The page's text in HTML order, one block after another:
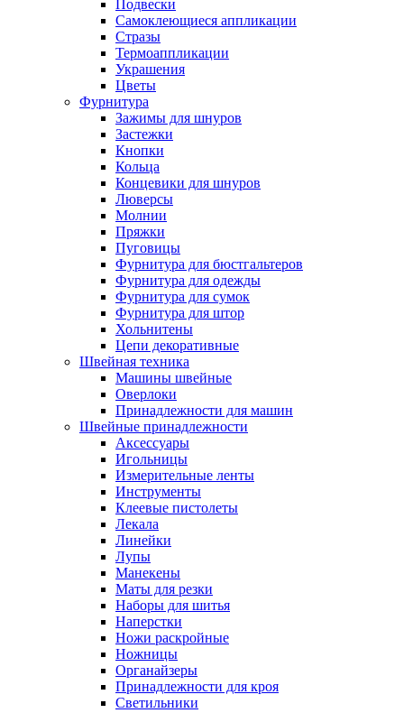
Подвески
Самоклеющиеся аппликации
Стразы
Термоаппликации
Украшения
Цветы
Фурнитура
Зажимы для шнуров
Застежки
Кнопки
Кольца
Концевики для шнуров
Люверсы
Молнии
Пряжки
Пуговицы
Фурнитура для бюстгальтеров
Фурнитура для одежды
Фурнитура для сумок
Фурнитура для штор
Хольнитены
Цепи декоративные
Швейная техника
Машины швейные
Оверлоки
Принадлежности для машин
Швейные принадлежности
Аксессуары
Игольницы
Измерительные ленты
Инструменты
Клеевые пистолеты
Лекала
Линейки
Лупы
Манекены
Маты для резки
Наборы для шитья
Наперстки
Ножи раскройные
Ножницы
Органайзеры
Принадлежности для кроя
Светильники